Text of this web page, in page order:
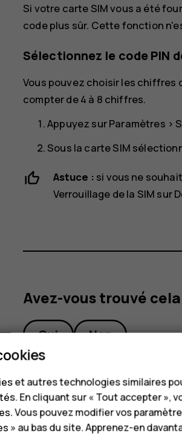
Si votre carte SIM vous a été
code plus sûr. Cette fonction
Sélectionnez le code PIN
Vous pouvez choisir les chiffres
compter de 4 à 8 chiffres.
Appuyez surParamètres >
Sous la carte SIM
Astuce : si vous ne
Verrouillage de la SIM sur
Avez-vous trouvé
Oui Non
et autres technologies similaires
En cliquant sur « Tout accepter »,
Vous pouvez modifier vos
» au bas du site. Apprenez-en